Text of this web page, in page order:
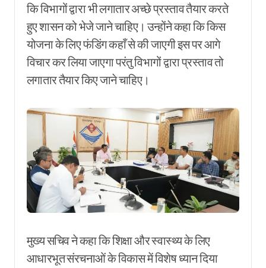
कि विभागों द्वारा भी लगातार अच्छे प्रस्ताव तैयार करते
हुए शासन को भेजे जाने चाहिए। उन्होंने कहा कि किस
योजना के लिए फंडिंग कहाँ से की जाएगी इस पर आगे
विचार कर लिया जाएगा परंतु विभागों द्वारा प्रस्ताव तो
लगातार तैयार किए जाने चाहिए।
मुख्य सचिव ने कहा कि शिक्षा और स्वास्थ्य के लिए
आधारभूत संरचनाओं के विकास में विशेष ध्यान दिया